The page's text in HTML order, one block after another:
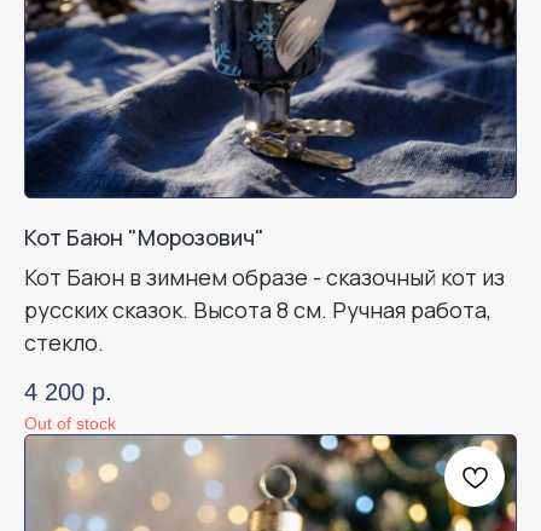
Кот Баюн "Морозович"
Кот Баюн в зимнем образе - сказочный кот из
русских сказок. Высота 8 см. Ручная работа,
стекло.
4 200 р.
Out of stock